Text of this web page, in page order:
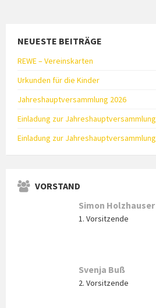
NEUESTE BEITRÄGE
REWE – Vereinskarten
Urkunden für die Kinder
Jahreshauptversammlung 2026
Einladung zur Jahreshauptversammlung
Einladung zur Jahreshauptversammlung
VORSTAND
Simon Holzhauser
1. Vorsitzende
Svenja Buß
2. Vorsitzende